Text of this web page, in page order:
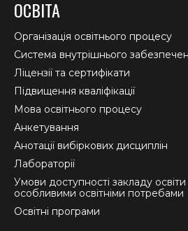
opens
in
new
window
opens
in
new
window
in
new
window
ОСВІТА
Організація освітнього процесу
Система внутрішнього
Ліцензії та сертифікати
Підвищення кваліфікації
Мова освітнього процесу
Анкетування
Анотації вибіркових дисциплін
Лабораторії
Умови доступності закладу
особливими освітніми потребами
Освітні програми